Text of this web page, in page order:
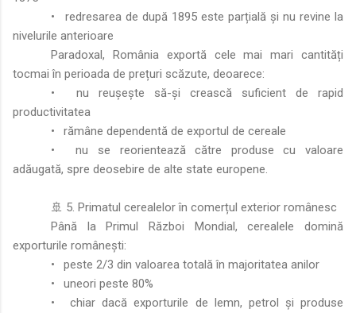
•
redresarea de după 1895 este parțială și nu revine la
nivelurile anterioare
Paradoxal, România exportă cele mai mari cantități
tocmai în perioada de prețuri scăzute, deoarece:
•
nu reușește să-și crească suficient de rapid
productivitatea
•
rămâne dependentă de exportul de cereale
•
nu se reorientează către produse cu valoare
adăugată, spre deosebire de alte state europene.
🚢 5. Primatul cerealelor în comerțul exterior românesc
Până la Primul Război Mondial, cerealele domină
exporturile românești:
•
peste 2/3 din valoarea totală în majoritatea anilor
•
uneori peste 80%
•
chiar dacă exporturile de lemn, petrol și produse